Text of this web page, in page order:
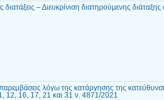
– Διευκρίνιση διατηρούμενης
λόγω της κατάργησης της
12, 16, 17, 21 και 31 ν. 4871/2021